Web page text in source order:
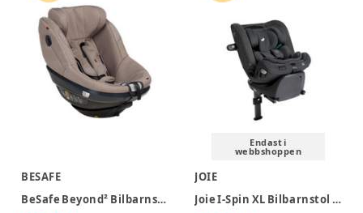
BESAFE
BeSafe Beyond² Bilbarnstol - Dark Sand SoftBreeze
Endast i
webbshoppen
JOIE
Joie I-Spin XL Bilbarnstol - Ebony